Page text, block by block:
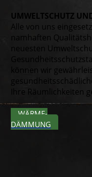
UMWELT­SCHUTZ
Alle von uns
namhaften
neuesten
können wir
Ihre Räumlichkeiten
WÄRME­
DÄMMUNG